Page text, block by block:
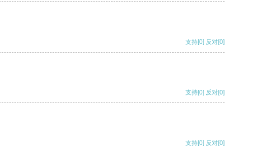
支持[0] 反对[0]
支持[0] 反对[0]
支持[0] 反对[0]